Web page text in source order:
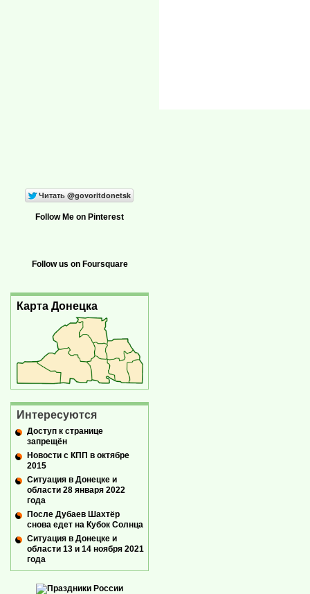
Follow Me on Pinterest
Follow us on Foursquare
Карта Донецка
Интересуются
Доступ к странице
запрещён
Новости с КПП в октябре
2015
Ситуация в Донецке и
области 28 января 2022
года
После Дубаев Шахтёр
снова едет на Кубок Солнца
Ситуация в Донецке и
области 13 и 14 ноября 2021
года